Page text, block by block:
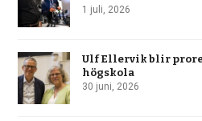
1 juli, 2026
Ulf Ellervik blir
högskola
30 juni, 2026